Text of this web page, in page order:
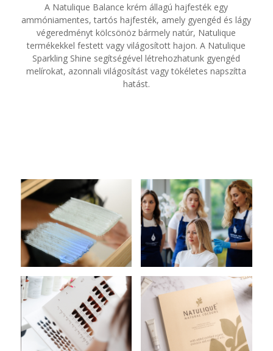
A Natulique Balance krém állagú hajfesték egy
ammóniamentes, tartós hajfesték, amely gyengéd és lágy
végeredményt kölcsönöz bármely natúr, Natulique
termékekkel festett vagy világosított hajon. A Natulique
Sparkling Shine segítségével létrehozhatunk gyengéd
melírokat, azonnali világosítást vagy tökéletes napszítta
hatást.